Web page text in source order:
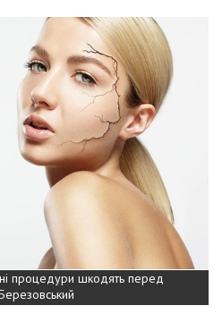
процедури шкодять перед